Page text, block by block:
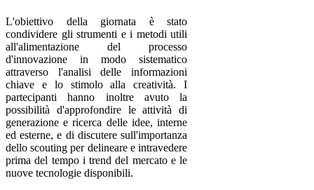
L'obiettivo della giornata è stato
condividere gli strumenti e i metodi utili
all'alimentazione del processo
d'innovazione in modo sistematico
attraverso l'analisi delle informazioni
chiave e lo stimolo alla creatività. I
partecipanti hanno inoltre avuto la
possibilità d'approfondire le attività di
generazione e ricerca delle idee, interne
ed esterne, e di discutere sull'importanza
dello scouting per delineare e intravedere
prima del tempo i trend del mercato e le
nuove tecnologie disponibili.